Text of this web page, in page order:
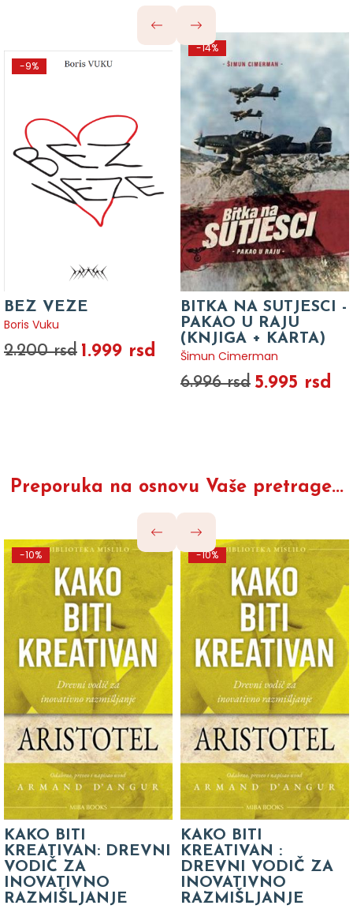
-9%
BEZ VEZE
Boris Vuku
2.200 rsd 1.999 rsd
-14%
BITKA NA SUTJESCI -
PAKAO U RAJU
(KNJIGA + KARTA)
Šimun Cimerman
6.996 rsd 5.995 rsd
Preporuka na osnovu Vaše pretrage...
-10%
KAKO BITI
KREATIVAN: DREVNI
VODIČ ZA
INOVATIVNO
RAZMIŠLJANJE
-10%
KAKO BITI
KREATIVAN :
DREVNI VODIČ ZA
INOVATIVNO
RAZMIŠLJANJE